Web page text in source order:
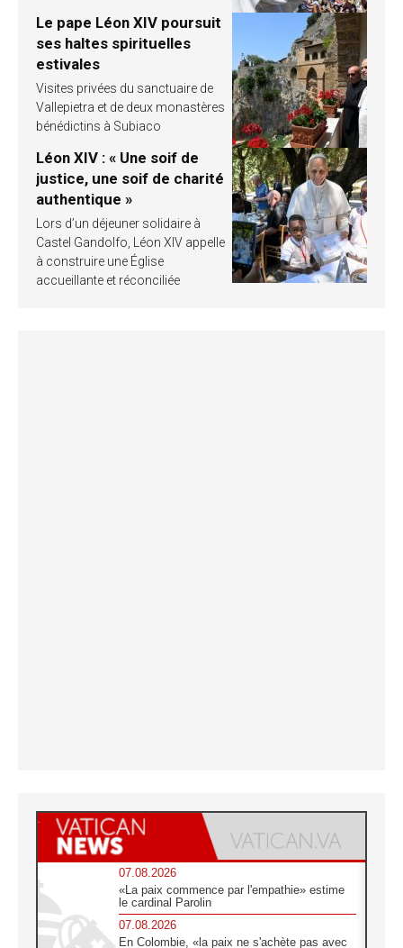
Le pape Léon XIV poursuit
ses haltes spirituelles
estivales
Visites privées du sanctuaire de
Vallepietra et de deux monastères
bénédictins à Subiaco
Léon XIV : « Une soif de
justice, une soif de charité
authentique »
Lors d’un déjeuner solidaire à
Castel Gandolfo, Léon XIV appelle
à construire une Église
accueillante et réconciliée
07.08.2026
«La paix commence par l'empathie» estime
le cardinal Parolin
07.08.2026
En Colombie, «la paix ne s'achète pas avec